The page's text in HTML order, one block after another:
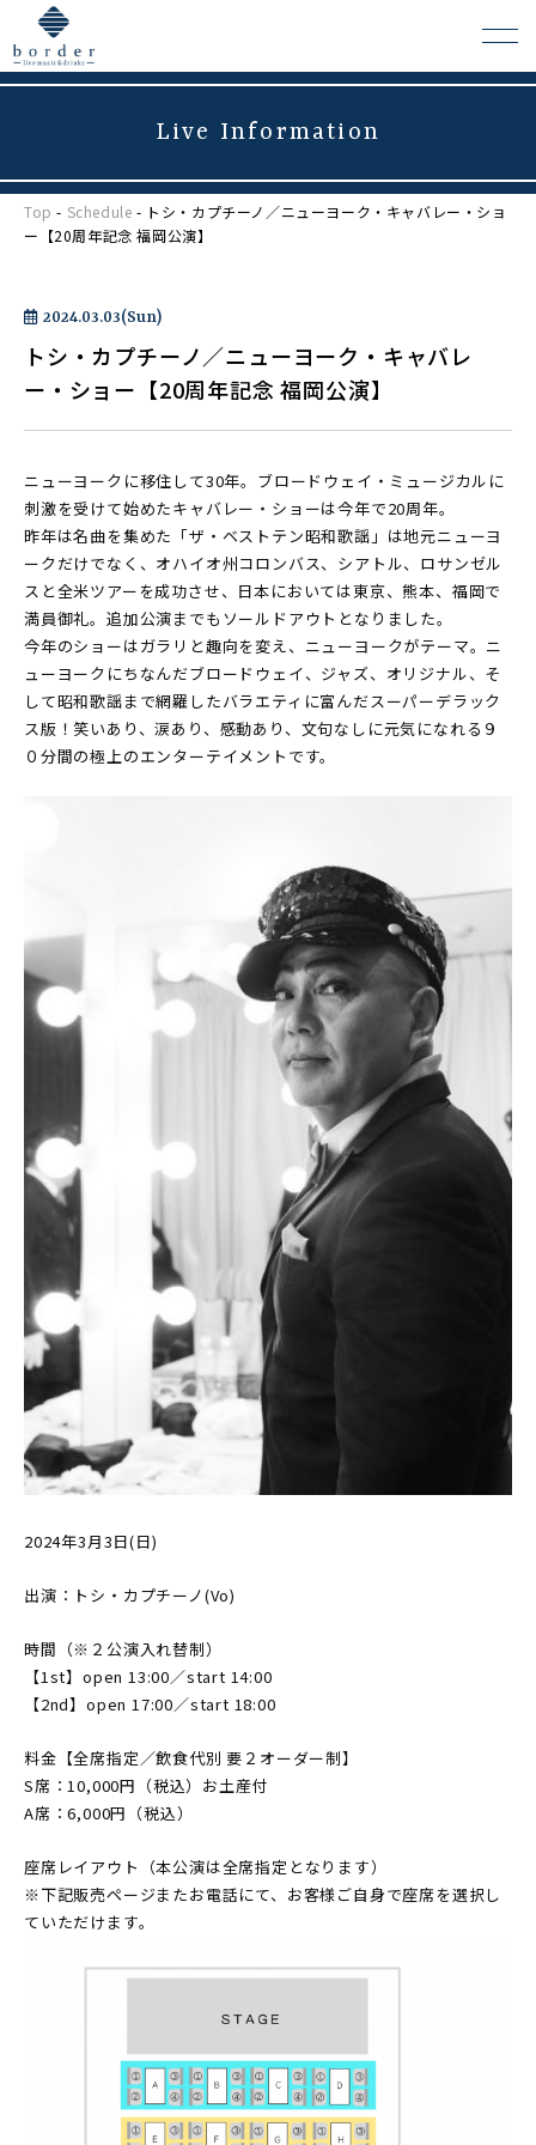
よくある質問
Live Information
Top - Schedule - トシ・カプチーノ／ニューヨーク・キャバレー・ショ
ー【20周年記念 福岡公演】
2024.03.03(Sun)
トシ・カプチーノ／ニューヨーク・キャバレ
ー・ショー【20周年記念 福岡公演】
ニューヨークに移住して30年。ブロードウェイ・ミュージカルに
刺激を受けて始めたキャバレー・ショーは今年で20周年。
昨年は名曲を集めた「ザ・ベストテン昭和歌謡」は地元ニューヨ
ークだけでなく、オハイオ州コロンバス、シアトル、ロサンゼル
スと全米ツアーを成功させ、日本においては東京、熊本、福岡で
満員御礼。追加公演までもソールドアウトとなりました。
今年のショーはガラリと趣向を変え、ニューヨークがテーマ。ニ
ューヨークにちなんだブロードウェイ、ジャズ、オリジナル、そ
して昭和歌謡まで網羅したバラエティに富んだスーパーデラック
ス版！笑いあり、涙あり、感動あり、文句なしに元気になれる９
０分間の極上のエンターテイメントです。
2024年3月3日(日)
出演：トシ・カプチーノ(Vo)
時間（※２公演入れ替制）
【1st】open 13:00／start 14:00
【2nd】open 17:00／start 18:00
料金【全席指定／飲食代別 要２オーダー制】
S席：10,000円（税込）お土産付
A席：6,000円（税込）
座席レイアウト（本公演は全席指定となります）
※下記販売ページまたお電話にて、お客様ご自身で座席を選択し
ていただけます。